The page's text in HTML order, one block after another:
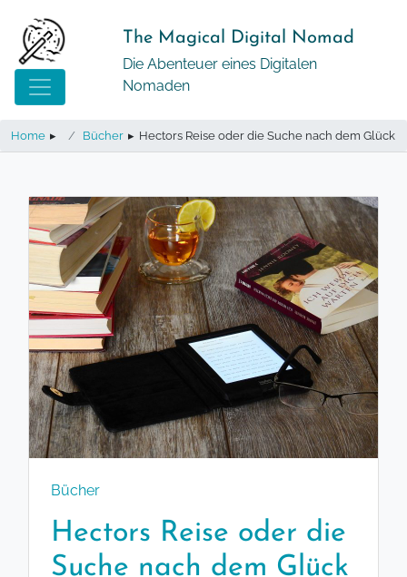
zum
Inhalt
The Magical Digital Nomad
Die Abenteuer eines Digitalen
Nomaden
Home ▸ Bücher ▸ Hectors Reise oder die Suche nach dem Glück
Bücher
Hectors Reise oder die
Suche nach dem Glück